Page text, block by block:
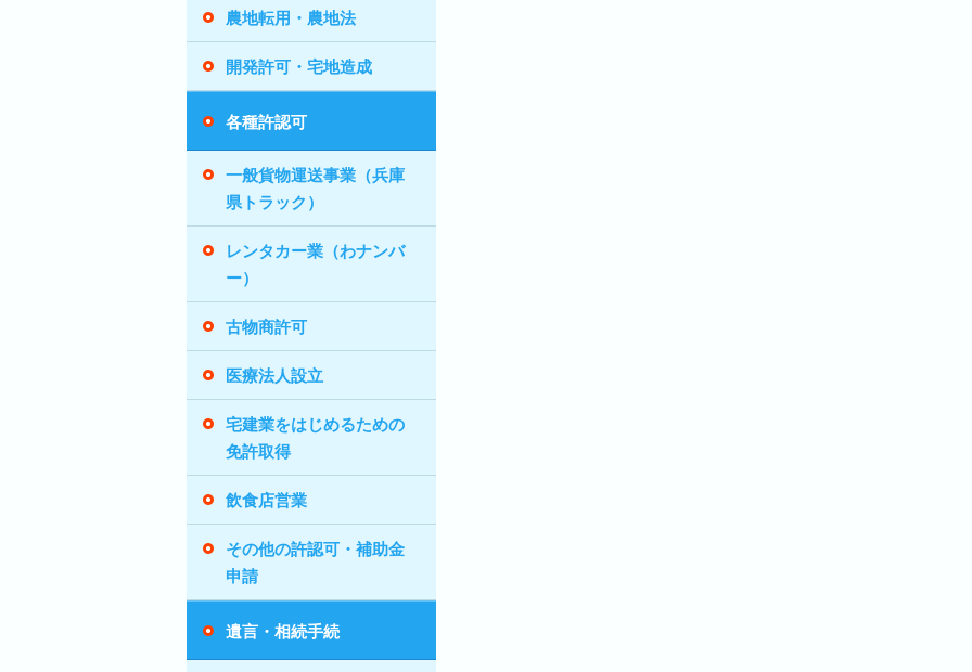
農地転用・農地法
開発許可・宅地造成
各種許認可
一般貨物運送事業（兵庫
県トラック）
レンタカー業（わナンバ
ー）
古物商許可
医療法人設立
宅建業をはじめるための
免許取得
飲食店営業
その他の許認可・補助金
申請
遺言・相続手続